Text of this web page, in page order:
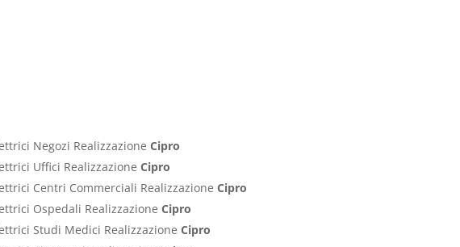
Negozi Realizzazione Cipro
Uffici Realizzazione Cipro
Centri Commerciali Realizzazione Cipro
Ospedali Realizzazione Cipro
Studi Medici Realizzazione Cipro